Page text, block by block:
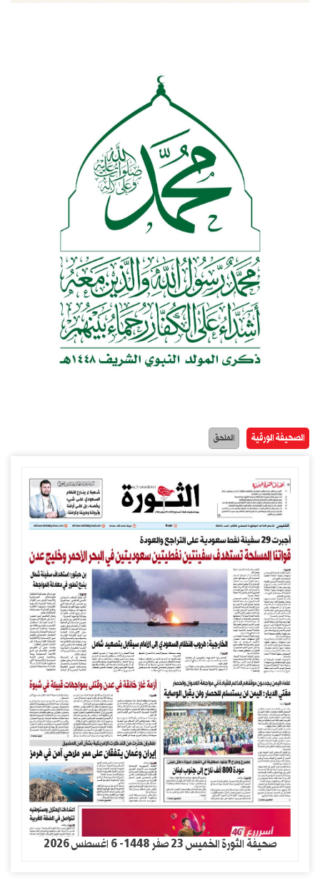
الصحيفة الورقية الملحق
صحيفة الثورة الخميس 23 صفر 1448- 6 اغسطس 2026